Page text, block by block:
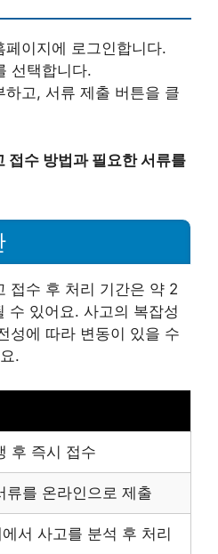
페이지에 로그인합니다.
선택합니다.
하고, 서류 제출 버튼을 클
접수 방법과 필요한 서류를
접수 후 처리 기간은 약 2
수 있어요. 사고의 복잡성
성에 따라 변동이 있을 수
.
후 즉시 접수
류를 온라인으로 제출
서 사고를 분석 후 처리